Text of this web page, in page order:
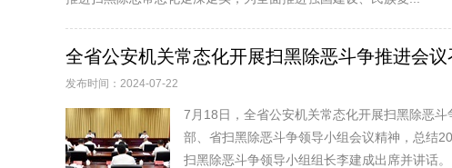
全省公安机关常态化开展扫黑除恶斗争推进会议
发布时间：2024-07-22
7月18日，全省公安机关常态化开展扫黑除恶
部、省扫黑除恶斗争领导小组会议精神，总结
扫黑除恶斗争领导小组组长李建成出席并讲